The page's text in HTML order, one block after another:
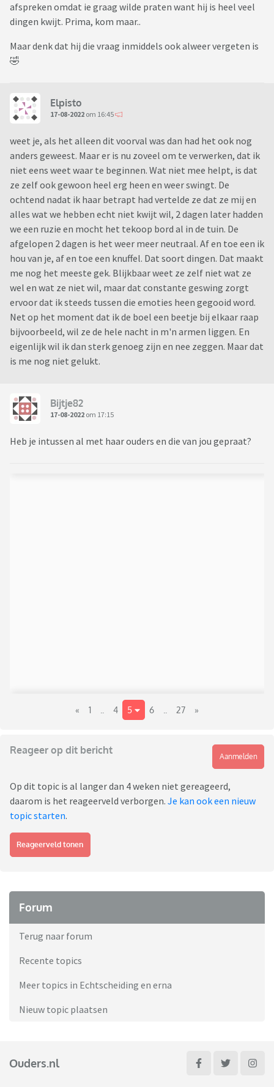
afspreken omdat ie graag wilde praten want hij is heel veel
dingen kwijt. Prima, kom maar..
Maar denk dat hij die vraag inmiddels ook alweer vergeten is
🤣
Elpisto
17-08-2022 om 16:45
weet je, als het alleen dit voorval was dan had het ook nog
anders geweest. Maar er is nu zoveel om te verwerken, dat ik
niet eens weet waar te beginnen. Wat niet mee helpt, is dat
ze zelf ook gewoon heel erg heen en weer swingt. De
ochtend nadat ik haar betrapt had vertelde ze dat ze mij en
alles wat we hebben echt niet kwijt wil, 2 dagen later hadden
we een ruzie en mocht het tekoop bord al in de tuin. De
afgelopen 2 dagen is het weer meer neutraal. Af en toe een ik
hou van je, af en toe een knuffel. Dat soort dingen. Dat maakt
me nog het meeste gek. Blijkbaar weet ze zelf niet wat ze
wel en wat ze niet wil, maar dat constante geswing zorgt
ervoor dat ik steeds tussen die emoties heen gegooid word.
Net op het moment dat ik de boel een beetje bij elkaar raap
bijvoorbeeld, wil ze de hele nacht in m'n armen liggen. En
eigenlijk wil ik dan sterk genoeg zijn en nee zeggen. Maar dat
is me nog niet gelukt.
Bijtje82
17-08-2022 om 17:15
Heb je intussen al met haar ouders en die van jou gepraat?
« 1 4 5 6 27 »
Reageer op dit bericht
Aanmelden
Op dit topic is al langer dan 4 weken niet gereageerd,
daarom is het reageerveld verborgen. Je kan ook een nieuw
topic starten.
Reageerveld tonen
Forum
Terug naar forum
Recente topics
Meer topics in Echtscheiding en erna
Nieuw topic plaatsen
Ouders.nl